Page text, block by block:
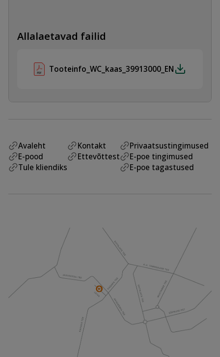
Allalaetavad failid
Tooteinfo_WC_kaas_39913000_EN
Avaleht
E-pood
Tule kliendiks
Kontakt
Ettevõttest
Privaatsustingimused
E-poe tingimused
E-poe tagastused